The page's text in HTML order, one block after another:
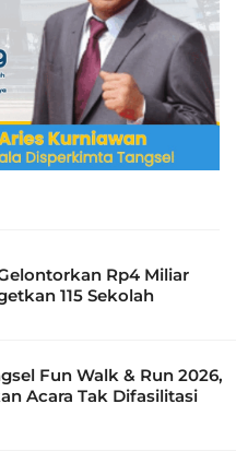
Rp4 Miliar
115 Sekolah
Fun Walk & Run 2026,
Acara Tak Difasilitasi